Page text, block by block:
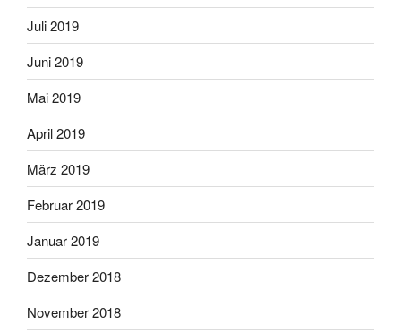
Juli 2019
Juni 2019
Mai 2019
April 2019
März 2019
Februar 2019
Januar 2019
Dezember 2018
November 2018